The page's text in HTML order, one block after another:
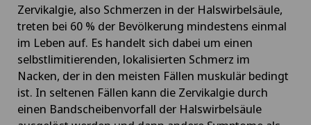
Zervikalgie, also Schmerzen in der Halswirbelsäule,
treten bei 60 % der Bevölkerung mindestens einmal
im Leben auf. Es handelt sich dabei um einen
selbstlimitierenden, lokalisierten Schmerz im
Nacken, der in den meisten Fällen muskulär bedingt
ist. In seltenen Fällen kann die Zervikalgie durch
einen Bandscheibenvorfall der Halswirbelsäule